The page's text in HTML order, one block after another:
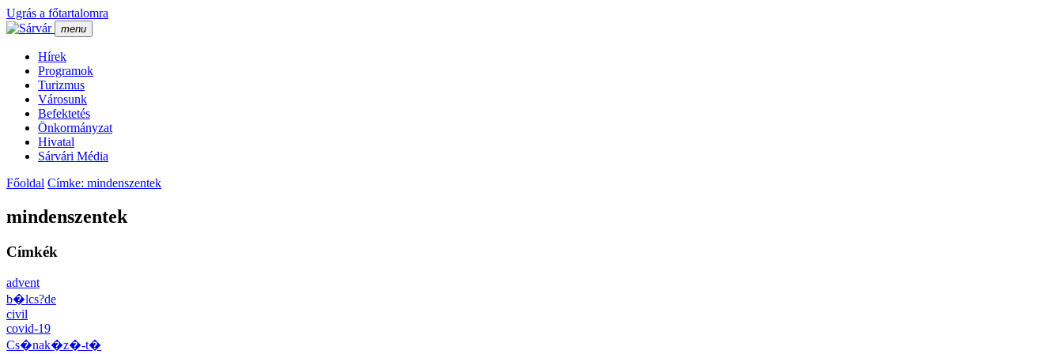
Ugrás a főtartalomra
menu
Hí­rek
Programok
Turizmus
Városunk
Befektetés
Önkormányzat
Hivatal
Sárvári Média
Főoldal Címke: mindenszentek
mindenszentek
Címkék
advent
b�lcs?de
civil
covid-19
Cs�nak�z�-t�